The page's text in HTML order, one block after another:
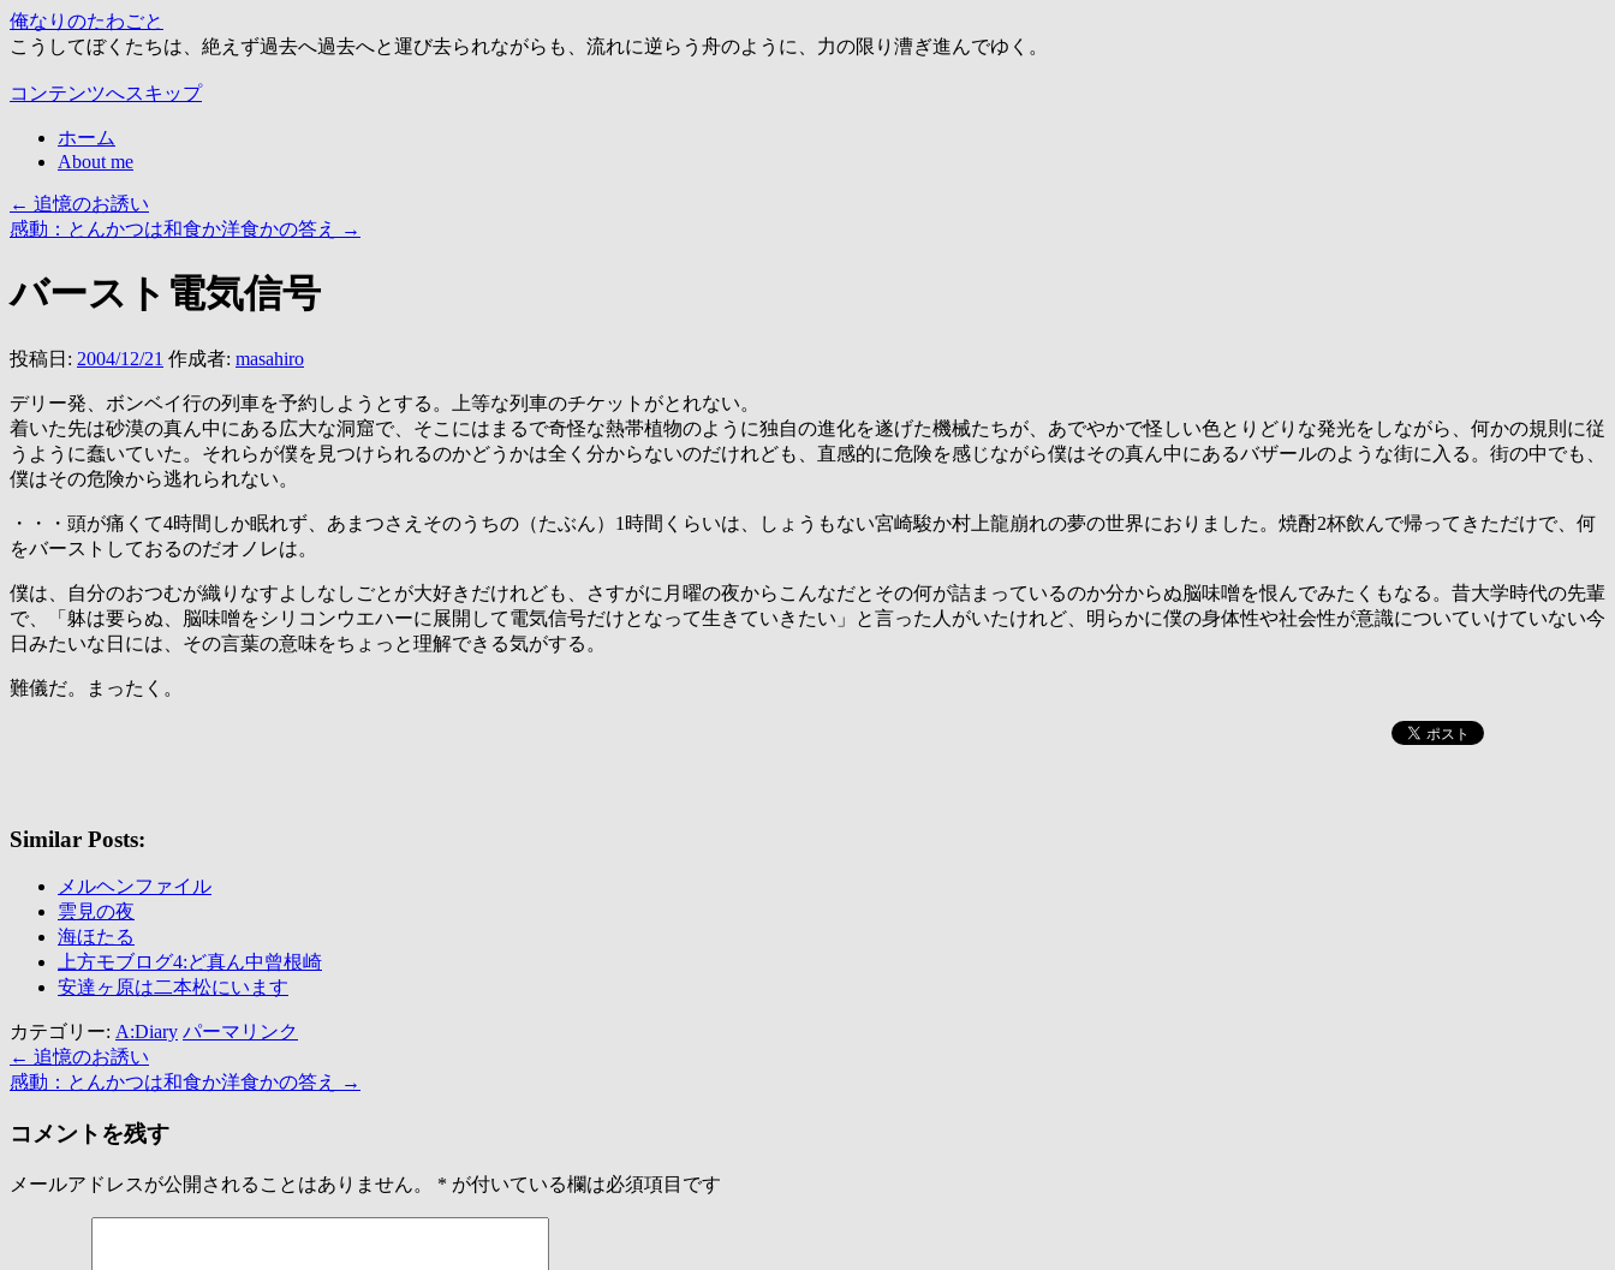
俺なりのたわごと
こうしてぼくたちは、絶えず過去へ過去へと運び去られながらも、流れに逆らう舟のように、力の限り漕ぎ進んでゆく。
コンテンツへスキップ
ホーム
About me
← 追憶のお誘い
感動：とんかつは和食か洋食かの答え
→
バースト電気信号
投稿日: 2004/12/21 作成者: masahiro
デリー発、ボンベイ行の列車を予約しようとする。上等な列車のチケットがとれない。
着いた先は砂漠の真ん中にある広大な洞窟で、そこにはまるで奇怪な熱帯植物のように独自の進化を遂げた機械たちが、あでやかで怪しい色とりどりな発光をしながら、何かの規則に従
うように蠢いていた。それらが僕を見つけられるのかどうかは全く分からないのだけれども、直感的に危険を感じながら僕はその真ん中にあるバザールのような街に入る。街の中でも、
僕はその危険から逃れられない。
・・・頭が痛くて4時間しか眠れず、あまつさえそのうちの（たぶん）1時間くらいは、しょうもない宮崎駿か村上龍崩れの夢の世界におりました。焼酎2杯飲んで帰ってきただけで、何
をバーストしておるのだオノレは。
僕は、自分のおつむが織りなすよしなしごとが大好きだけれども、さすがに月曜の夜からこんなだとその何が詰まっているのか分からぬ脳味噌を恨んでみたくもなる。昔大学時代の先輩
で、「躰は要らぬ、脳味噌をシリコンウエハーに展開して電気信号だけとなって生きていきたい」と言った人がいたけれど、明らかに僕の身体性や社会性が意識についていけていない今
日みたいな日には、その言葉の意味をちょっと理解できる気がする。
難儀だ。まったく。
Similar Posts:
メルヘンファイル
雲見の夜
海ほたる
上方モブログ4:ど真ん中曾根崎
安達ヶ原は二本松にいます
カテゴリー: A:Diary パーマリンク
← 追憶のお誘い
感動：とんかつは和食か洋食かの答え
→
コメントを残す
メールアドレスが公開されることはありません。 * が付いている欄は必須項目です